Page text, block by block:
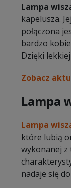
Lampa
kapelusza.
połączona
bardzo
Dzięki
Zobacz
Lampa
Lampa
które lubią
wykonanej z
nadaje się